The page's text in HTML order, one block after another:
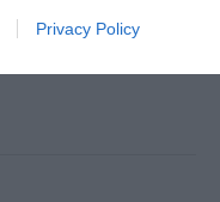
Privacy Policy